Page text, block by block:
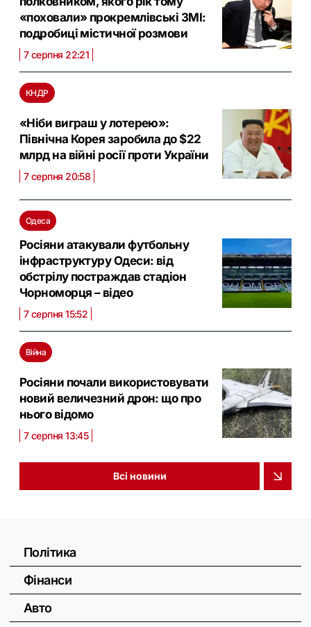
«поховали» прокремлівські ЗМІ:
подробиці містичної розмови
7 серпня 22:21
КНДР
«Ніби виграш у лотерею»:
Північна Корея заробила до $22
млрд на війні росії проти України
7 серпня 20:58
Одеса
Росіяни атакували футбольну
інфраструктуру Одеси: від
обстрілу постраждав стадіон
Чорноморця – відео
7 серпня 15:52
Війна
Росіяни почали використовувати
новий величезний дрон: що про
нього відомо
7 серпня 13:45
Всі новини
Політика
Фінанси
Авто